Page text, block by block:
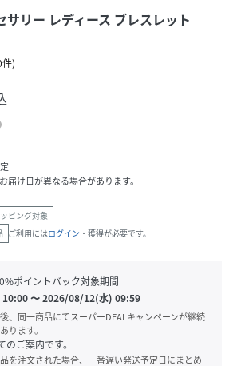
サリー レディース ブレスレット
件)
け日が異なる場合があります。
ピング対象
ご利用にはログイン ・獲得が必要です。
%ポイントバック対象期間
〜2026/08/12(水) 09:59
、同一商品にてスーパーDEALキャンペーンが継続
ります。
ご案内です。
を注文された場合、一番遅い発送予定日にまとめ